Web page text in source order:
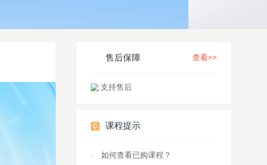
售后保障 查看>>
支持售后
课程提示
如何查看已购课程？